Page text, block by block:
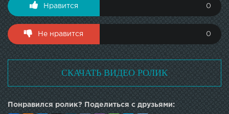
Нравится 0
Не нравится 0
СКАЧАТЬ ВИДЕО РОЛИК
Понравился ролик? Поделиться с друзьями: